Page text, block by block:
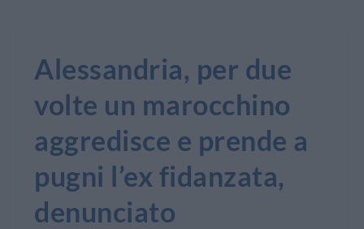
Alessandria, per due
volte un marocchino
aggredisce e prende a
pugni l’ex fidanzata,
denunciato